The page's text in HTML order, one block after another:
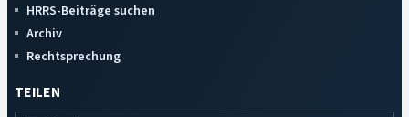
HRRS-Beiträge suchen
Archiv
Rechtsprechung
TEILEN